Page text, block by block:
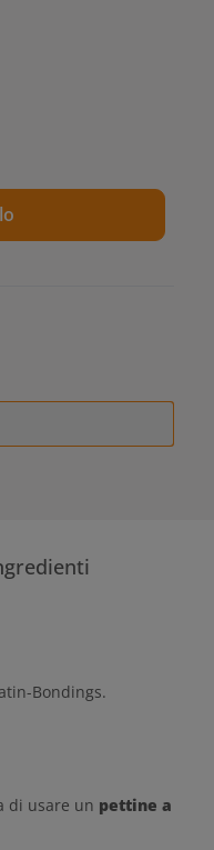
o
Bondings.
di usare un pettine a